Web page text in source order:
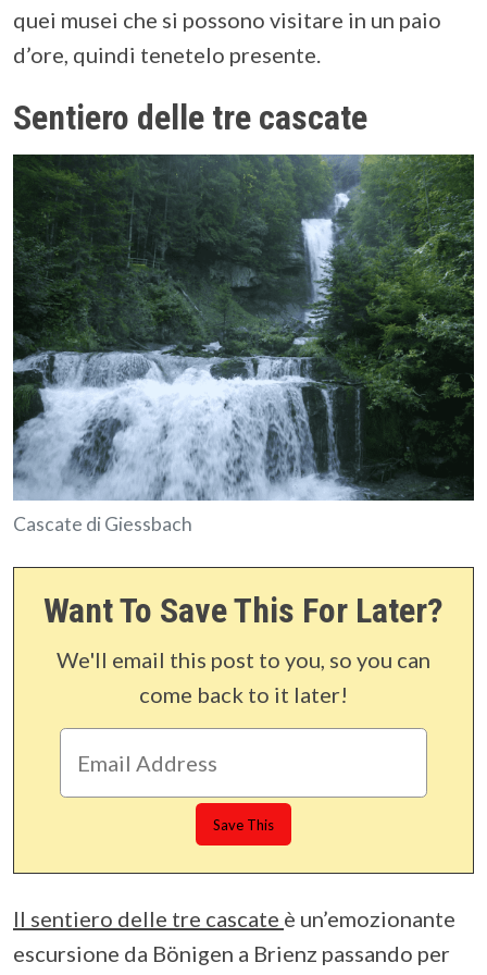
quei musei che si possono visitare in un paio
d’ore, quindi tenetelo presente.
Sentiero delle tre cascate
Cascate di Giessbach
Want To Save This For Later?
We'll email this post to you, so you can
come back to it later!
Il sentiero delle tre cascate è un’emozionante
escursione da Bönigen a Brienz passando per